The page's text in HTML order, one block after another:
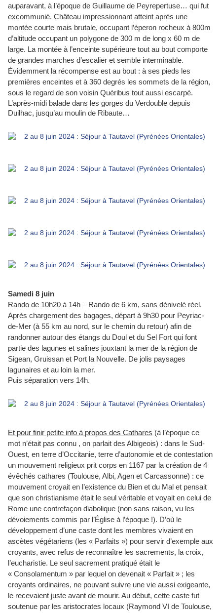
auparavant, à l’époque de Guillaume de Peyrepertuse… qui fut
excommunié. Château impressionnant atteint après une
montée courte mais brutale, occupant l’éperon rocheux à 800m
d’altitude occupant un polygone de 300 m de long x 60 m de
large. La montée à l’enceinte supérieure tout au bout comporte
de grandes marches d’escalier et semble interminable.
Évidemment la récompense est au bout : à ses pieds les
premières enceintes et à 360 degrés les sommets de la région,
sous le regard de son voisin Quéribus tout aussi escarpé.
L’après-midi balade dans les gorges du Verdouble depuis
Duilhac, jusqu’au moulin de Ribaute…
Samedi 8 juin
Rando de 10h20 à 14h – Rando de 6 km, sans dénivelé réel.
Après chargement des bagages, départ à 9h30 pour Peyriac-
de-Mer (à 55 km au nord, sur le chemin du retour) afin de
randonner autour des étangs du Doul et du Sel Fort qui font
partie des lagunes et salines jouxtant la mer de la région de
Sigean, Gruissan et Port la Nouvelle. De jolis paysages
lagunaires et au loin la mer.
Puis séparation vers 14h.
Et pour finir petite info à propos des Cathares (à l’époque ce
mot n’était pas connu , on parlait des Albigeois) : dans le Sud-
Ouest, en terre d’Occitanie, terre d’autonomie et de contestation
un mouvement religieux prit corps en 1167 par la création de 4
évêchés cathares (Toulouse, Albi, Agen et Carcassonne) : ce
mouvement croyait en l’existence du Bien et du Mal et pensait
que son christianisme était le seul véritable et voyait en celui de
Rome une contrefaçon diabolique (non sans raison, vu les
dévoiements commis par l’Église à l’époque !). D’où le
développement d’une caste dont les membres vivaient en
ascètes végétariens (les « Parfaits ») pour servir d’exemple aux
croyants, avec refus de reconnaître les sacrements, la croix,
l’eucharistie. Le seul sacrement pratiqué était le
« Consolamentum » par lequel on devenait « Parfait » ; les
croyants ordinaires, ne pouvant suivre une vie aussi exigeante,
le recevaient juste avant de mourir. Au début, cette caste fut
soutenue par les aristocrates locaux (Raymond VI de Toulouse,